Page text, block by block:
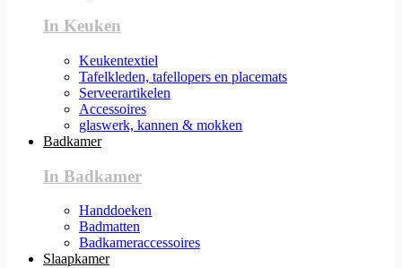
In Keuken
Keukentextiel
Tafelkleden, tafellopers en placemats
Serveerartikelen
Accessoires
glaswerk, kannen & mokken
Badkamer
In Badkamer
Handdoeken
Badmatten
Badkameraccessoires
Slaapkamer